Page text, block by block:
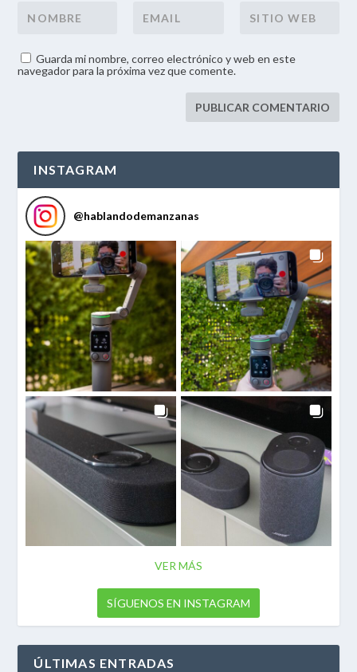
Guarda mi nombre, correo electrónico y web en este
navegador para la próxima vez que comente.
INSTAGRAM
@hablandodemanzanas
VER MÁS
SÍGUENOS EN INSTAGRAM
ÚLTIMAS ENTRADAS